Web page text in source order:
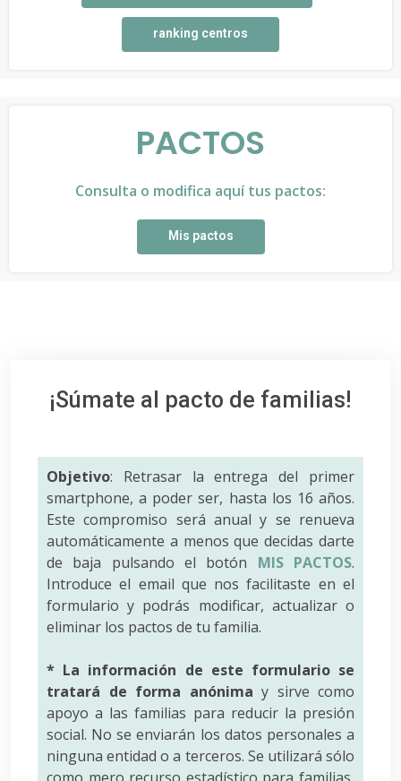
ranking centros
PACTOS
Consulta o modifica aquí tus pactos:
Mis pactos
¡Súmate al pacto de familias!
Objetivo: Retrasar la entrega del primer
smartphone, a poder ser, hasta los 16 años.
Este compromiso será anual y se renueva
automáticamente a menos que decidas darte
de baja pulsando el botón MIS PACTOS.
Introduce el email que nos facilitaste en el
formulario y podrás modificar, actualizar o
eliminar los pactos de tu familia.
* La información de este formulario se
tratará de forma anónima y sirve como
apoyo a las familias para reducir la presión
social. No se enviarán los datos personales a
ninguna entidad o a terceros. Se utilizará sólo